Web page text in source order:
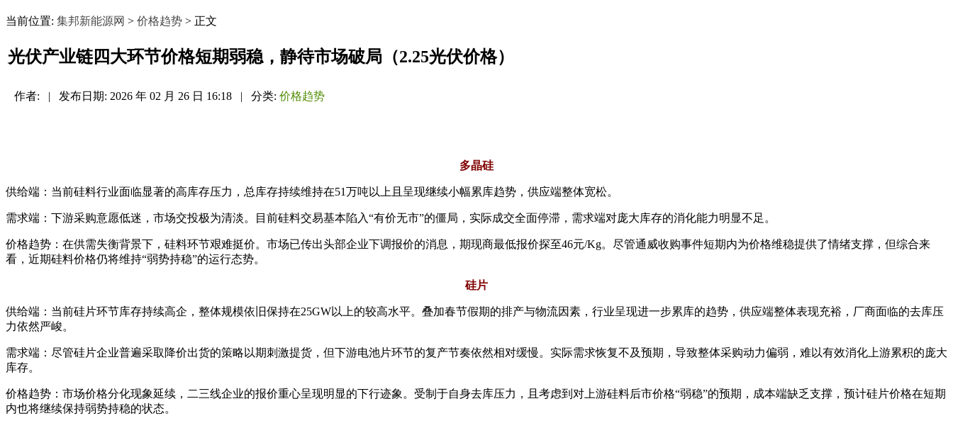
当前位置: 集邦新能源网 > 价格趋势 > 正文
光伏产业链四大环节价格短期弱稳，静待市场破局（2.25光伏价格）
作者: | 发布日期: 2026 年 02 月 26 日 16:18 | 分类: 价格趋势
多晶硅
供给端：当前硅料行业面临显著的高库存压力，总库存持续维持在51万吨以上且呈现继续小幅累库趋势，供应端整体宽松。
需求端：下游采购意愿低迷，市场交投极为清淡。目前硅料交易基本陷入“有价无市”的僵局，实际成交全面停滞，需求端对庞大库存的消化能力明显不足。
价格趋势：在供需失衡背景下，硅料环节艰难挺价。市场已传出头部企业下调报价的消息，期现商最低报价探至46元/Kg。尽管通威收购事件短期内为价格维稳提供了情绪支撑，但综合来
看，近期硅料价格仍将维持“弱势持稳”的运行态势。
硅片
供给端：当前硅片环节库存持续高企，整体规模依旧保持在25GW以上的较高水平。叠加春节假期的排产与物流因素，行业呈现进一步累库的趋势，供应端整体表现充裕，厂商面临的去库压
力依然严峻。
需求端：尽管硅片企业普遍采取降价出货的策略以期刺激提货，但下游电池片环节的复产节奏依然相对缓慢。实际需求恢复不及预期，导致整体采购动力偏弱，难以有效消化上游累积的庞大
库存。
价格趋势：市场价格分化现象延续，二三线企业的报价重心呈现明显的下行迹象。受制于自身去库压力，且考虑到对上游硅料后市价格“弱稳”的预期，成本端缺乏支撑，预计硅片价格在短期
内也将继续保持弱势持稳的状态。